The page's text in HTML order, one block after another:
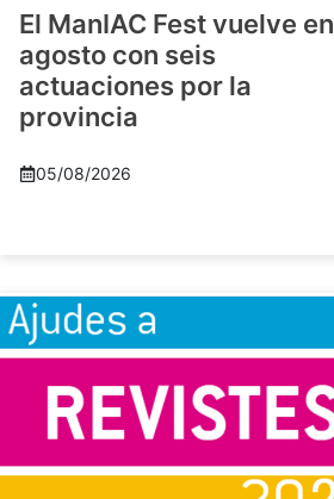
El ManIAC Fest vuelve en
agosto con seis
actuaciones por la
provincia
05/08/2026